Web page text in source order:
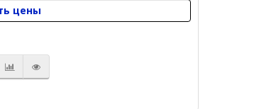
цены